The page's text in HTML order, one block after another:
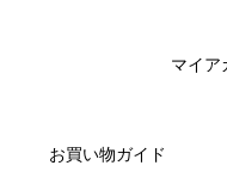
お買い物ガイド
マイア